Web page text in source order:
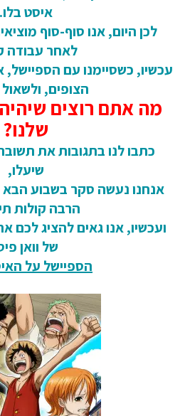
איסט בלו.
לכן היום, אנו סוף-סוף
לאחר עבודה
עכשיו, כשסיימנו עם הספיישל,
הצופים,
מה אתם רוצים
שלנו?
כתבו לנו בתגובות את
שיעלו,
אנחנו נעשה סקר בשבוע
הרבה קולות
ועכשיו, אנו גאים להציג לכם
של וואן
הספיישל על